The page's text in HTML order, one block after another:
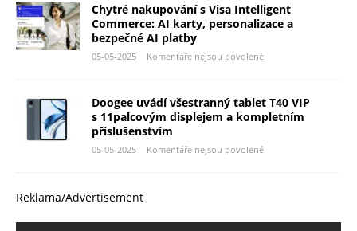
Chytré nakupování s Visa Intelligent
Commerce: AI karty, personalizace a
bezpečné AI platby
05-05-2025 Komentáře nejsou povolené
Doogee uvádí všestranný tablet T40 VIP
s 11palcovým displejem a kompletním
příslušenstvím
05-05-2025 Komentáře nejsou povolené
Reklama/Advertisement